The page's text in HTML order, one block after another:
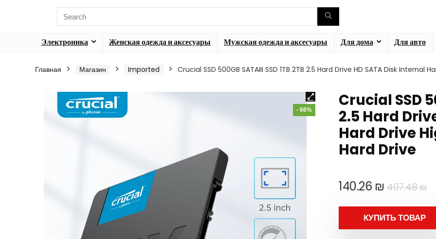
Электроника Женская одежда и аксесуары Мужская одежда и аксесуары Для дома Для авто
Главная Магазин Imported Crucial SSD 500GB SATAIII SSD 1TB 2TB 2.5 Hard Drive HD SATA Disk
- 66%
Crucial SSD
2.5 Hard
Hard Drive
Hard Drive
407.48₪
140.26 ₪
КУПИТЬ ТОВАР